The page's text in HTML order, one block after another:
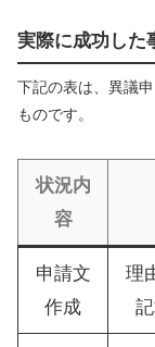
実際に成功した
下記の表は、異議
ものです。
状況内
容
申請文
作成
理